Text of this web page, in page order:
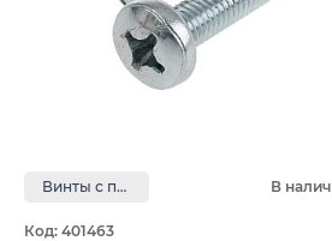
Винты с полукруглой головкой под крест В
Код: 401463